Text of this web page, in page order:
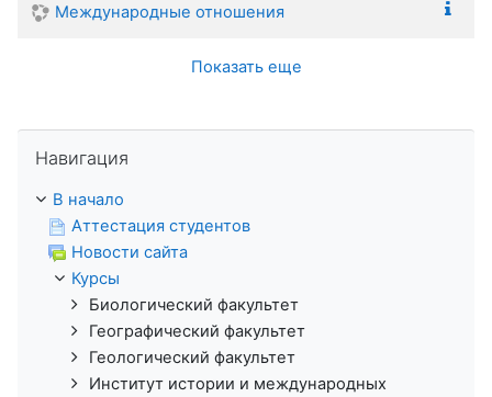
Международные отношения
Показать еще
Навигация
В начало
Аттестация студентов
Новости сайта
Курсы
Биологический факультет
Географический факультет
Геологический факультет
Институт истории и международных